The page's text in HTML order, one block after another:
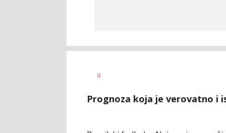
AUTOR
0
Prognoza koja je verovatno i